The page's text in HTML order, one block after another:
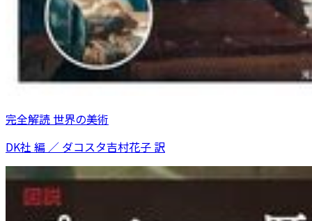
完全解読 世界の美術
DK社 編 ／ ダコスタ吉村花子 訳